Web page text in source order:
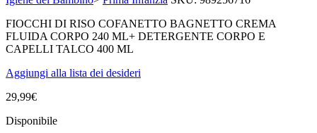
FIOCCHI DI RISO COFANETTO BAGNETTO CREMA
FLUIDA CORPO 240 ML+ DETERGENTE CORPO E
CAPELLI TALCO 400 ML
Aggiungi alla lista dei desideri
29,99€
Disponibile